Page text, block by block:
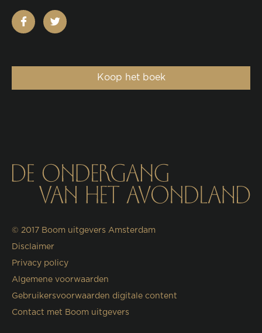
facebooktwitter
Koop het boek
© 2017 Boom uitgevers Amsterdam
Disclaimer
Privacy policy
Algemene voorwaarden
Gebruikersvoorwaarden digitale content
Contact met Boom uitgevers